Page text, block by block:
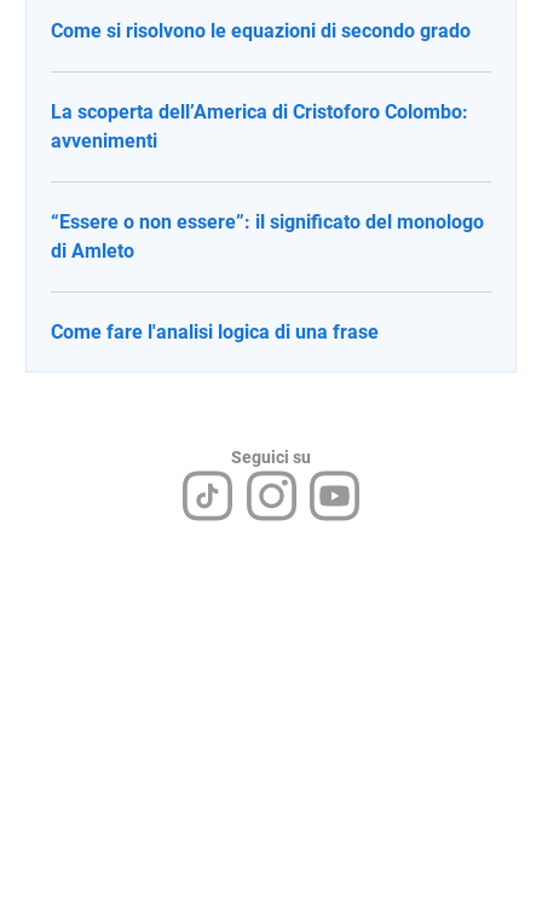
Come si risolvono le equazioni di secondo grado
La scoperta dell’America di Cristoforo Colombo:
avvenimenti
“Essere o non essere”: il significato del monologo
di Amleto
Come fare l'analisi logica di una frase
Seguici su